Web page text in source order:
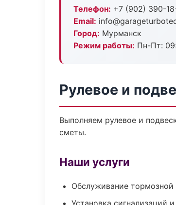
Телефон: +7 (902) 390-
Email:
Город: Мурманск
Режим работы: Пн-Пт:
Рулевое и
Выполняем рулевое и
сметы.
Наши услуги
Обслуживание
Установка сигнализаций